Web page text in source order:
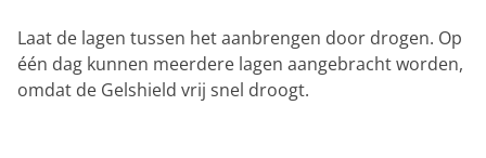
Laat de lagen tussen het aanbrengen door drogen. Op
één dag kunnen meerdere lagen aangebracht worden,
omdat de Gelshield vrij snel droogt.